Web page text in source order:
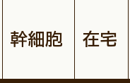
幹細胞 在宅